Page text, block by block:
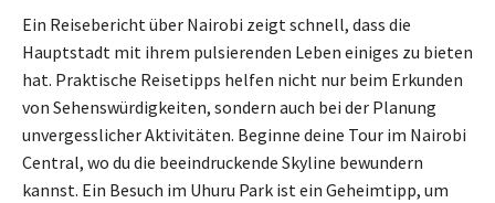
Ein Reisebericht über Nairobi zeigt schnell, dass die
Hauptstadt mit ihrem pulsierenden Leben einiges zu bieten
hat. Praktische Reisetipps helfen nicht nur beim Erkunden
von Sehenswürdigkeiten, sondern auch bei der Planung
unvergesslicher Aktivitäten. Beginne deine Tour im Nairobi
Central, wo du die beeindruckende Skyline bewundern
kannst. Ein Besuch im Uhuru Park ist ein Geheimtipp, um